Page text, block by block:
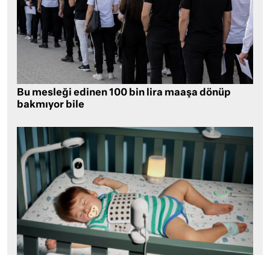
Bu mesleği edinen 100 bin lira maaşa dönüp
bakmıyor bile